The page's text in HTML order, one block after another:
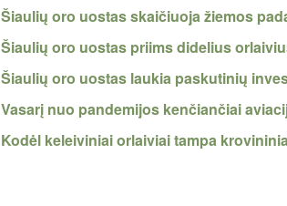
Šiaulių oro uostas skaičiuoja žiemos
Šiaulių oro uostas priims didelius
Šiaulių oro uostas laukia paskutinių
Vasarį nuo pandemijos kenčiančiai
Kodėl keleiviniai orlaiviai tampa